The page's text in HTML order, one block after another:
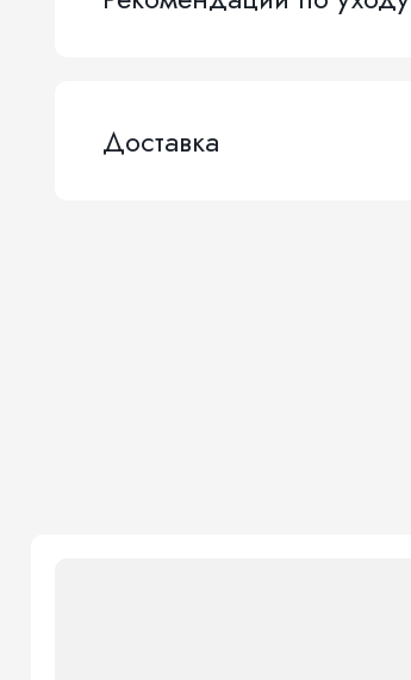
Доставка